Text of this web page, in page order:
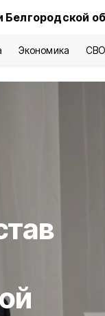
Белгородской
Экономика СВО